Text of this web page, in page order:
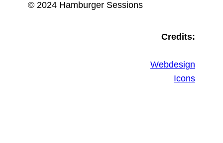
© 2024 Hamburger Sessions
Credits:
Webdesign
Icons